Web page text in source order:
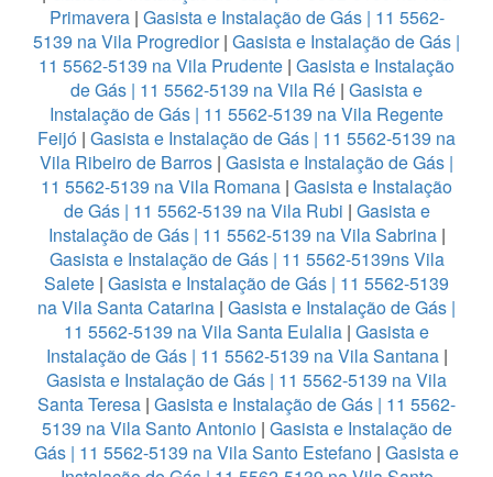
Primavera| Gasista e Instalação de Gás | 11 5562-
5139 na Vila Progredior| Gasista e Instalação de Gás |
11 5562-5139 na Vila Prudente | Gasista e Instalação
de Gás | 11 5562-5139 na Vila Ré | Gasista e
Instalação de Gás | 11 5562-5139 na Vila Regente
Feijó | Gasista e Instalação de Gás | 11 5562-5139 na
Vila Ribeiro de Barros | Gasista e Instalação de Gás |
11 5562-5139 na Vila Romana | Gasista e Instalação
de Gás | 11 5562-5139 na Vila Rubi | Gasista e
Instalação de Gás | 11 5562-5139 na Vila Sabrina|
Gasista e Instalação de Gás | 11 5562-5139ns Vila
Salete | Gasista e Instalação de Gás | 11 5562-5139
na Vila Santa Catarina | Gasista e Instalação de Gás |
11 5562-5139 na Vila Santa Eulalia | Gasista e
Instalação de Gás | 11 5562-5139 na Vila Santana|
Gasista e Instalação de Gás | 11 5562-5139 na Vila
Santa Teresa | Gasista e Instalação de Gás | 11 5562-
5139 na Vila Santo Antonio| Gasista e Instalação de
Gás | 11 5562-5139 na Vila Santo Estefano | Gasista e